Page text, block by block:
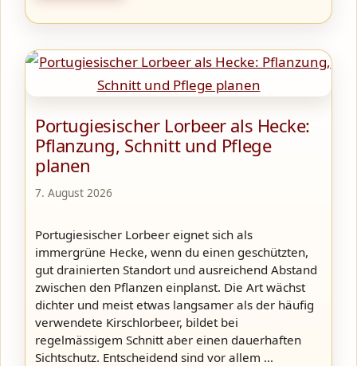
Portugiesischer Lorbeer als Hecke:
Pflanzung, Schnitt und Pflege
planen
7. August 2026
Portugiesischer Lorbeer eignet sich als
immergrüne Hecke, wenn du einen geschützten,
gut drainierten Standort und ausreichend Abstand
zwischen den Pflanzen einplanst. Die Art wächst
dichter und meist etwas langsamer als der häufig
verwendete Kirschlorbeer, bildet bei
regelmässigem Schnitt aber einen dauerhaften
Sichtschutz. Entscheidend sind vor allem …